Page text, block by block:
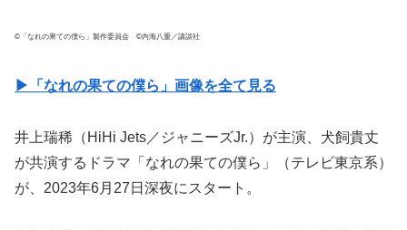
©「なれの果ての僕ら」製作委員会 ©内海八重／講談社
▶︎「なれの果ての僕ら」画像を全て見る
井上瑞稀（HiHi Jets／ジャニーズJr.）が主演、犬飼貴丈
が共演するドラマ「なれの果ての僕ら」（テレビ東京系）
が、2023年6月27日深夜にスタート。